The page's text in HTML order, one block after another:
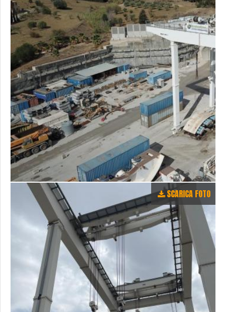
SCARICA FOTO